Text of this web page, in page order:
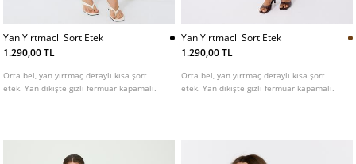
Yan Yırtmaclı Sort Etek
1.290,00 TL
Orta bel, yan yırtmaç detaylı kısa şort
etek. Yan dikişte gizli fermuar kapamalı.
Yan Yırtmaclı Sort Etek
1.290,00 TL
Orta bel, yan yırtmaç detaylı kısa şort
etek. Yan dikişte gizli fermuar kapamalı.